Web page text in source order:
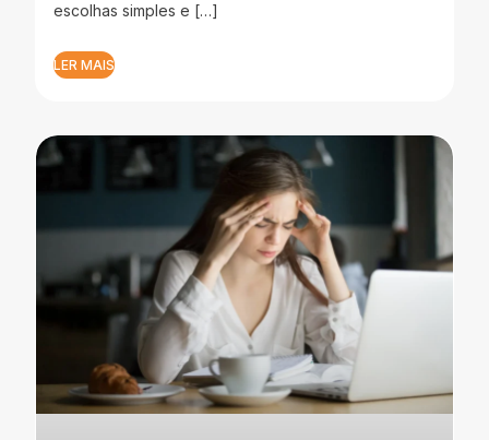
escolhas simples e […]
LER MAIS